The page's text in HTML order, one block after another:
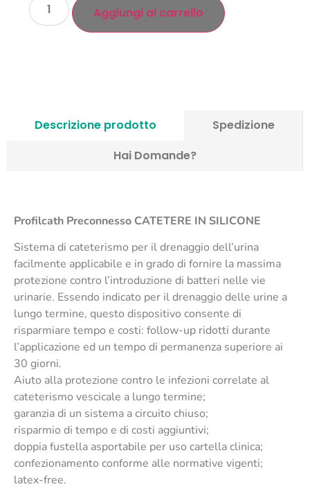
Aggiungi al carrello
Descrizione prodotto
Spedizione
Hai Domande?
Profilcath Preconnesso CATETERE IN SILICONE
Sistema di cateterismo per il drenaggio dell’urina
facilmente applicabile e in grado di fornire la massima
protezione contro l’introduzione di batteri nelle vie
urinarie. Essendo indicato per il drenaggio delle urine a
lungo termine, questo dispositivo consente di
risparmiare tempo e costi: follow-up ridotti durante
l’applicazione ed un tempo di permanenza superiore ai
30 giorni.
Aiuto alla protezione contro le infezioni correlate al
cateterismo vescicale a lungo termine;
garanzia di un sistema a circuito chiuso;
risparmio di tempo e di costi aggiuntivi;
doppia fustella asportabile per uso cartella clinica;
confezionamento conforme alle normative vigenti;
latex-free.